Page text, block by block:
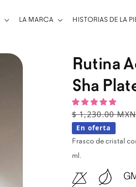
LA MARCA HISTORIAS DE LA
Rutina
Sha
Precio
$ 1,230.00 MXN
Precio de
En oferta
Frasco de cristal
ml.